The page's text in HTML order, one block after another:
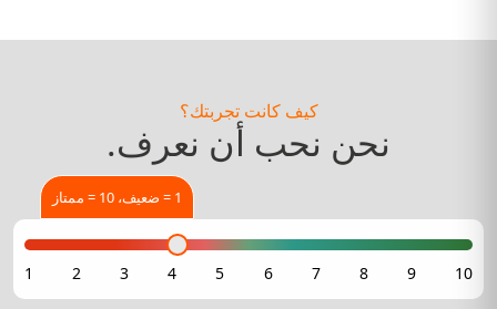
كيف كانت تجربتك؟
نحن نحب أن نعرف.
1 = ضعيف، 10 = ممتاز